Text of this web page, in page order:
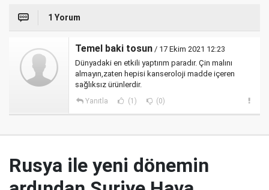
1 Yorum
Temel baki tosun / 17 Ekim 2021 12:23
Dünyadaki en etkili yaptırım paradır. Çin malını
almayın,zaten hepisi kanseroloji madde içeren
sağlıksız ürünlerdir.
Yanıtla (1) (0)
Rusya ile yeni dönemin